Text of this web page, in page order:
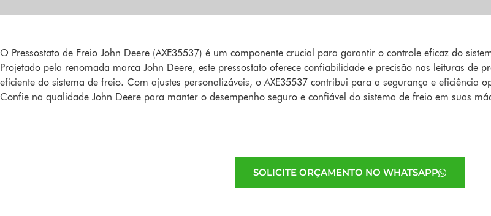
O Pressostato de Freio John Deere (AXE35537) é um componente crucial para garantir o controle eficaz do
Projetado pela renomada marca John Deere, este pressostato oferece confiabilidade e precisão nas leituras de
eficiente do sistema de freio. Com ajustes personalizáveis, o AXE35537 contribui para a segurança e eficiência
Confie na qualidade John Deere para manter o desempenho seguro e confiável do sistema de freio em suas
SOLICITE ORÇAMENTO NO WHATSAPP